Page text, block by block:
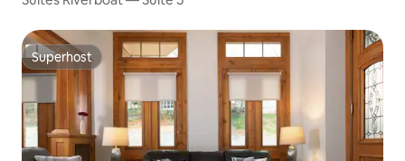
Superhost
Superhost